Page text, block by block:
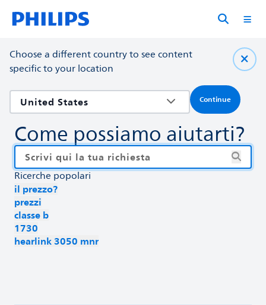
Choose a different country to see content
specific to your location
Continue
Come possiamo aiutarti?
Ricerche popolari
il prezzo?
prezzi
classe b
1730
hearlink 3050 mnr